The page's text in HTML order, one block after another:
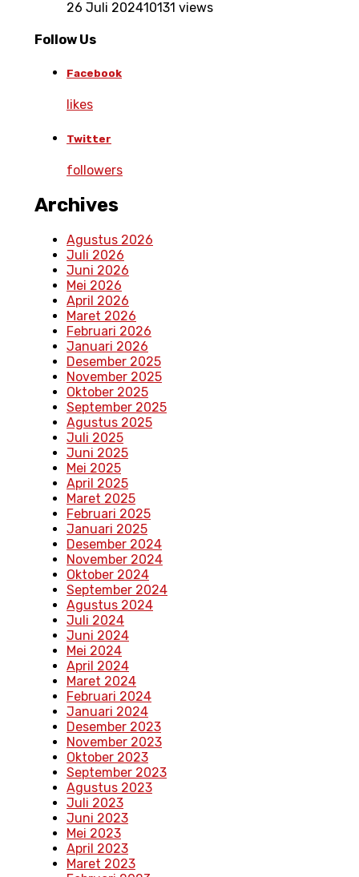
26 Juli 202410131 views
Follow Us
Facebook
likes
Twitter
followers
Archives
Agustus 2026
Juli 2026
Juni 2026
Mei 2026
April 2026
Maret 2026
Februari 2026
Januari 2026
Desember 2025
November 2025
Oktober 2025
September 2025
Agustus 2025
Juli 2025
Juni 2025
Mei 2025
April 2025
Maret 2025
Februari 2025
Januari 2025
Desember 2024
November 2024
Oktober 2024
September 2024
Agustus 2024
Juli 2024
Juni 2024
Mei 2024
April 2024
Maret 2024
Februari 2024
Januari 2024
Desember 2023
November 2023
Oktober 2023
September 2023
Agustus 2023
Juli 2023
Juni 2023
Mei 2023
April 2023
Maret 2023